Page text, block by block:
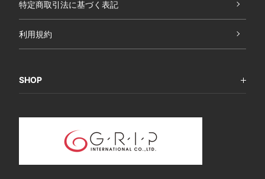
特定商取引法に基づく表記
利用規約
SHOP